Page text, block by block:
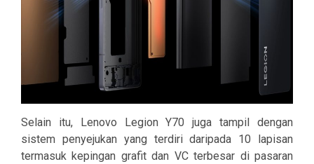
Selain itu, Lenovo Legion Y70 juga tampil dengan
sistem penyejukan yang terdiri daripada 10 lapisan
termasuk kepingan grafit dan VC terbesar di pasaran